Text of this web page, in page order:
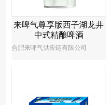
来啤气尊享版西子湖龙井
中式精酿啤酒
合肥来啤气供应链有限公司